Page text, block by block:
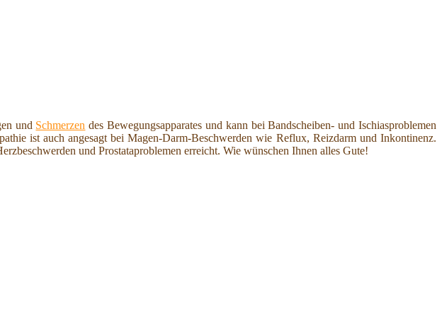
und Schmerzen des Bewegungsapparates und kann bei Bandscheiben- und Ischiasproblemen
ist auch angesagt bei Magen-Darm-Beschwerden wie Reflux, Reizdarm und Inkontinenz.
und Prostataproblemen erreicht. Wie wünschen Ihnen alles Gute!